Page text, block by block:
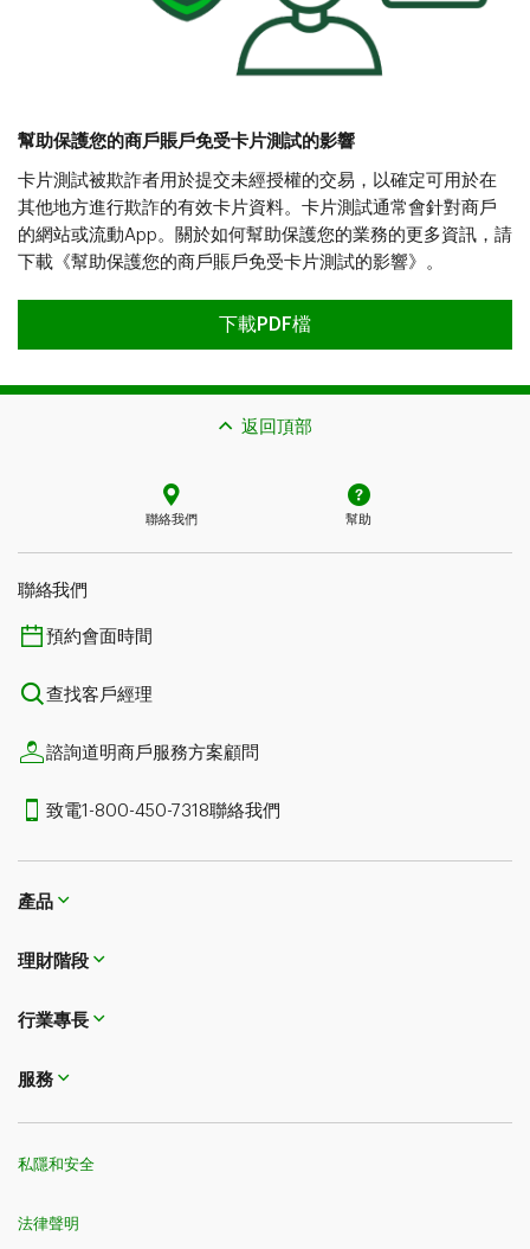
幫助保護您的商戶賬戶免受卡片測試的影響
卡片測試被欺詐者用於提交未經授權的交易，以確定可用於在
其他地方進行欺詐的有效卡片資料。卡片測試通常會針對商戶
的網站或流動App。關於如何幫助保護您的業務的更多資訊，請
下載《幫助保護您的商戶賬戶免受卡片測試的影響》。
發現和降低欺詐風險 下載PDF
下載PDF檔
返回頂部
聯絡我們 幫助
聯絡我們
預約會面時間
查找客戶經理
諮詢道明商戶服務方案顧問
致電1-800-450-7318聯絡我們
產品
理財階段
行業專長
服務
私隱和安全
法律聲明